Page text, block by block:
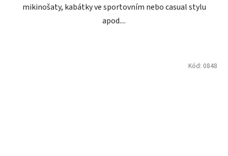
mikinošaty, kabátky ve sportovním nebo casual stylu
apod....
Kód: 0848